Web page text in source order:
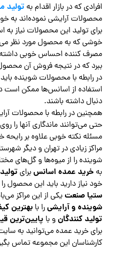
افرادی که در بازار اقدام بهتولید
محصولات آرایشی نموده‌اند به
برای تولید این محصولات نیاز به
خوشی که به محصول مورد نظر
مصرف کننده احساس خوبی
ببرد که در نتیجه فروش آن
در رابطه با محصولات شوینده
استفاده از اسانس‌ها ممکن است
دنبال داشته باشند.
همچنین در رابطه با محصولات
حتی می‌توانند ماندگاری آنها را
مسئله نکته خوبی علاوه بر
مراکز زیادی در تهران و دیگر
شوینده را از میوه‌ها و گل‌های
به خرید عمده اسانسبرای
خود نیاز دارید باید این محصول را
ستیا صنعتیکی از این مراکز
شوینده و آرایشیرا بابهترین
تولید کنندگان و با پایین‌ترین
برای خرید عمده می‌توانید به سایت
کارشناسان این مجموعه تماس